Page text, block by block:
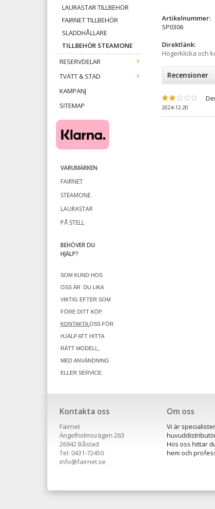
LAURASTAR TILLBEHÖR
FAIRNET TILLBEHÖR
SLADDHÅLLARE
TILLBEHÖR STEAMONE
RESERVDELAR
TVÄTT & STÄD
KAMPANJ
SITEMAP
VARUMÄRKEN
FAIRNET
STEAMONE
LAURASTAR
PÅ STELL
BEHÖVER DU
HJÄLP?
SOM KUND HOS
OSS ÄR DU LIKA
VIKTIG EFTER SOM
FÖRE DITT KÖP.
KONTAKTA OSS FÖR
HJÄLP ATT HITTA
RÄTT MODELL,
MED ANVÄNDNING
ELLER SERVICE.
Artikelnummer:
SP0306
Direktlänk:
Högerklicka och
Recensioner
2024-12-20
Kontakta oss
Fairnet
Ängelholmsvägen 263
26942 Båstad
Tel: 0431-72450
​info@fairnet.se
Om oss
Vi är
Hos oss hittar
hem och